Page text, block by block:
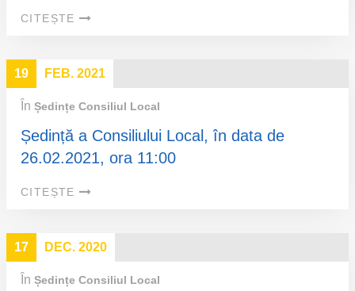
CITEȘTE
19 FEB. 2021
În Ședințe Consiliul Local
Ședință a Consiliului Local, în data de
26.02.2021, ora 11:00
CITEȘTE
17 DEC. 2020
În Ședințe Consiliul Local